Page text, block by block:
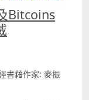
Bitcoins
書藉作家: 麥振